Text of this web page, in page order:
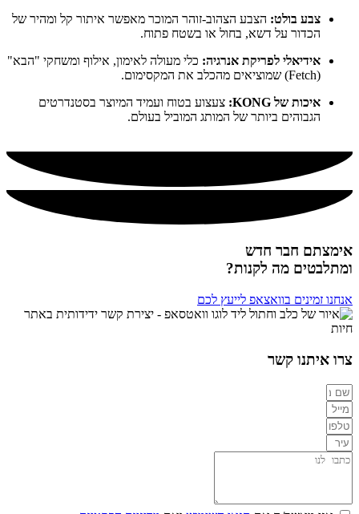
צבע בולט: הצבע הצהוב-זוהר המוכר מאפשר איתור קל ומהיר של
הכדור על דשא, בחול או בשטח פתוח.
אידיאלי לפריקת אנרגיה: כלי מעולה לאימון, אילוף ומשחקי "הבא"
(Fetch) שמוציאים מהכלב את המקסימום.
איכות של KONG:
צעצוע בטוח ועמיד המיוצר בסטנדרטים
הגבוהים ביותר של המותג המוביל בעולם.
אימצתם חבר חדש
ומתלבטים מה לקנות?
אנחנו זמינים בוואצאפ לייעץ לכם
צרו איתנו קשר